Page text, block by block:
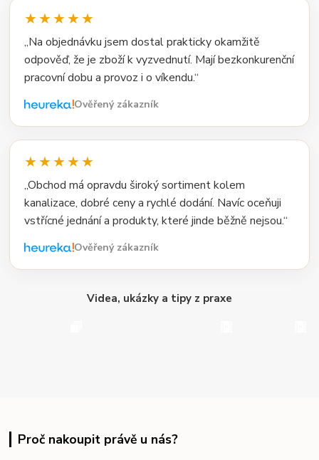
★★★★★
„Na objednávku jsem dostal prakticky okamžitě
odpověď, že je zboží k vyzvednutí. Mají bezkonkurenční
pracovní dobu a provoz i o víkendu.“
Ověřený zákazník
★★★★★
„Obchod má opravdu široký sortiment kolem
kanalizace, dobré ceny a rychlé dodání. Navíc oceňuji
vstřícné jednání a produkty, které jinde běžně nejsou.“
Ověřený zákazník
Videa, ukázky a tipy z praxe
Proč nakoupit právě u nás?